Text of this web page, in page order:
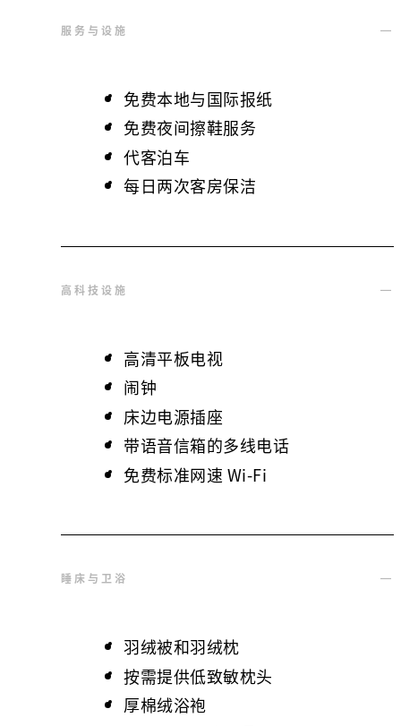
服务与设施
免费本地与国际报纸
免费夜间擦鞋服务
代客泊车
每日两次客房保洁
高科技设施
高清平板电视
闹钟
床边电源插座
带语音信箱的多线电话
免费标准网速 Wi-Fi
睡床与卫浴
羽绒被和羽绒枕
按需提供低致敏枕头
厚棉绒浴袍